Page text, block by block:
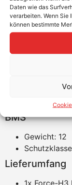
Daten wie das
verarbeiten. Wenn Sie
können bestimmte
breiten
Speicher in
Flexibles
Breite
BMS
Gewicht: 12
Lieferumfang